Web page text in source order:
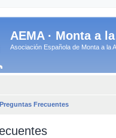
AEMA · Monta a
Asociación Española de Monta a la
Preguntas Frecuentes